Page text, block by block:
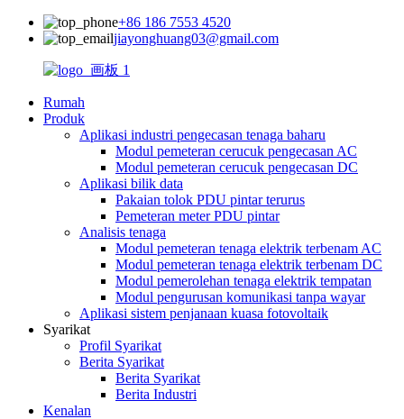
+86 186 7553 4520
jiayonghuang03@gmail.com
Rumah
Produk
Aplikasi industri pengecasan tenaga baharu
Modul pemeteran cerucuk pengecasan AC
Modul pemeteran cerucuk pengecasan DC
Aplikasi bilik data
Pakaian tolok PDU pintar terurus
Pemeteran meter PDU pintar
Analisis tenaga
Modul pemeteran tenaga elektrik terbenam AC
Modul pemeteran tenaga elektrik terbenam DC
Modul pemerolehan tenaga elektrik tempatan
Modul pengurusan komunikasi tanpa wayar
Aplikasi sistem penjanaan kuasa fotovoltaik
Syarikat
Profil Syarikat
Berita Syarikat
Berita Syarikat
Berita Industri
Kenalan